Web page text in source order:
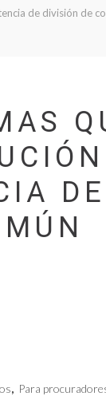
de división de
, Para